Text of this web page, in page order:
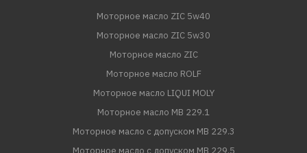
Моторное масло ZIC 5w40
Моторное масло ZIC 5w30
Моторное масло ZIC
Моторное масло ROLF
Моторное масло LIQUI MOLY
Моторное масло MB 229.1
Моторное масло с допуском MB 229.3
Моторное масло с допуском MB 229.5